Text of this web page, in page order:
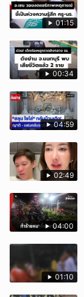
01:15
00:34
04:59
02:49
04:00
01:10